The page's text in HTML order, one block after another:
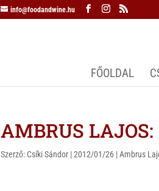
info@foodandwine.hu
FŐOLDAL
AMBRUS
Szerző: Csíki Sándor |2012/01/26 |Ambrus